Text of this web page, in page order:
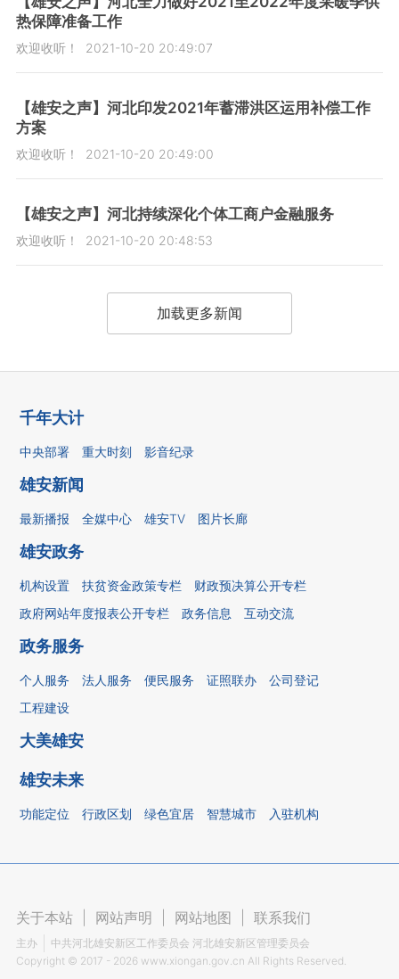
热保障准备工作
欢迎收听！ 2021-10-20 20:49:07
【雄安之声】河北印发2021年蓄滞洪区运用补偿工作
方案
欢迎收听！ 2021-10-20 20:49:00
【雄安之声】河北持续深化个体工商户金融服务
欢迎收听！ 2021-10-20 20:48:53
加载更多新闻
千年大计
中央部署 重大时刻 影音纪录
雄安新闻
最新播报 全媒中心 雄安TV 图片长廊
雄安政务
机构设置 扶贫资金政策专栏
财政预决算公开专栏
政府网站年度报表公开专栏
政务信息 互动交流
政务服务
个人服务 法人服务 便民服务 证照联办
公司登记
工程建设
大美雄安
雄安未来
功能定位 行政区划 绿色宜居 智慧城市 入驻机构
关于本站 网站声明 网站地图 联系我们
主办
中共河北雄安新区工作委员会 河北雄安新区管理委员会
Copyright © 2017 - 2026 www.xiongan.gov.cn All Rights Reserved.